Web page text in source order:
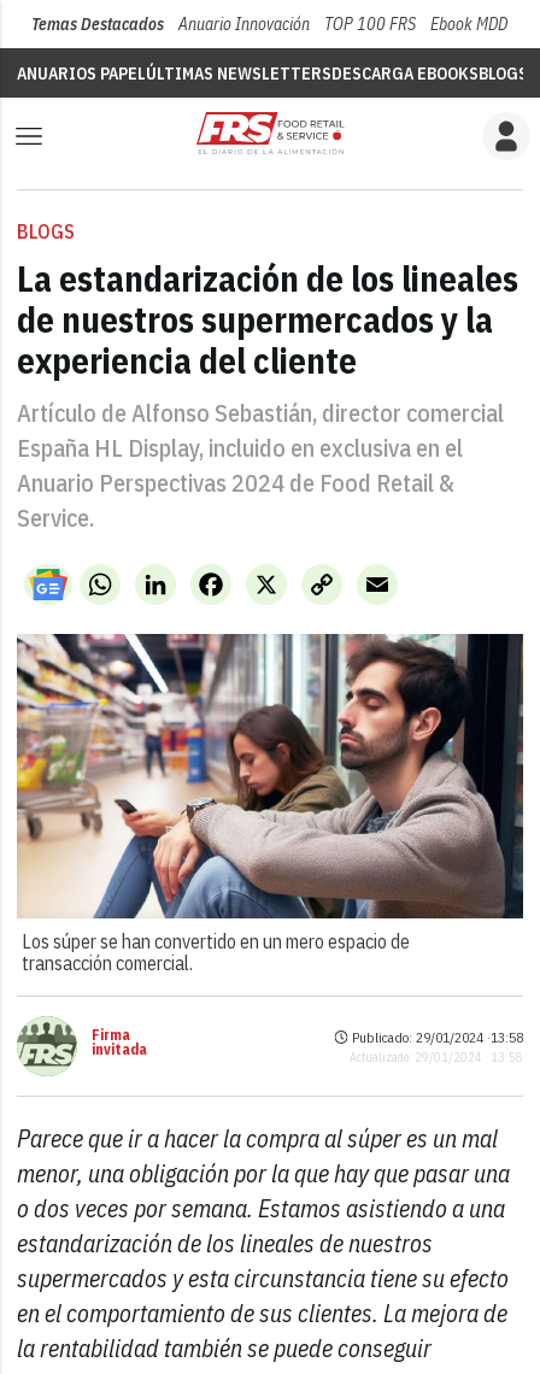
Temas Destacados Anuario Innovación TOP 100 FRS Ebook MDD
ANUARIOS PAPELÚLTIMAS NEWSLETTERSDESCARGA EBOOKSBLOGS
BLOGS
La estandarización de los lineales
de nuestros supermercados y la
experiencia del cliente
Artículo de Alfonso Sebastián, director comercial
España HL Display, incluido en exclusiva en el
Anuario Perspectivas 2024 de Food Retail &
Service.
WhatsAppLinkedIn X
Facebook
Copy
Link
Email
Los súper se han convertido en un mero espacio de
transacción comercial.
Firma
invitada
Publicado: 29/01/2024 ·13:58
Actualizado: 29/01/2024 · 13:58
Parece que ir a hacer la compra al súper es un mal
menor, una obligación por la que hay que pasar una
o dos veces por semana. Estamos asistiendo a una
estandarización de los lineales de nuestros
supermercados y esta circunstancia tiene su efecto
en el comportamiento de sus clientes. La mejora de
la rentabilidad también se puede conseguir